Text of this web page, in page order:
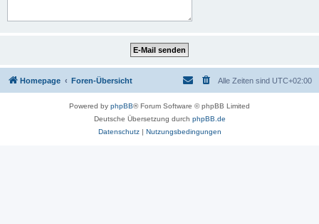
Homepage Foren-Übersicht Alle Zeiten sind UTC+02:00
Powered by phpBB® Forum Software © phpBB Limited
Deutsche Übersetzung durch phpBB.de
Datenschutz| Nutzungsbedingungen